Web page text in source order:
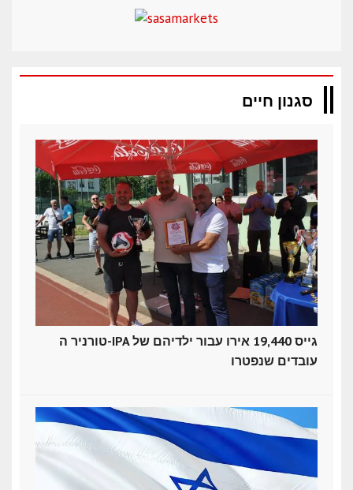
סגנון חיים
טורניר ה-IPA גייס 19,440 אירו עבור ילדיהם של
עובדים שנפטרו